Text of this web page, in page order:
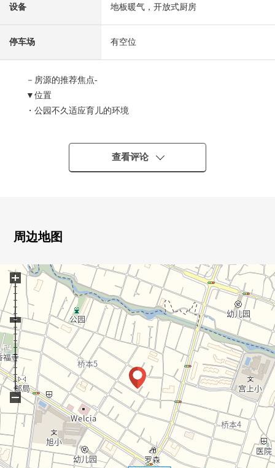
设备 地板暖气，开放式厨房
停车场 有空位
－房源的推荐焦点-
▼位置
・公园不久适应育儿的环境
・4面采光的亮的边角房
・2个地方阳台
▼现在翻新(打算在2026年4月中旬完成)中的
・厨房全部已换新，洗碗机NEW设置
・全Cross张替换
・地板NEW张替换
・门交换
・整体卫浴全部已换新
・盥洗台全部已换新
・空调1次设置
■ 在找想要的家方面给予帮助的━━━━━・・・
房源的详细、需讨论是如有意向，请跟我们联系。
查看评论
周边地图
+
−